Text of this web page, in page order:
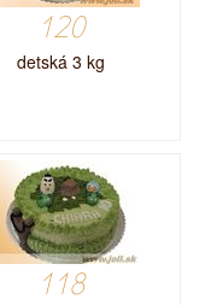
120
detská 3 kg
118